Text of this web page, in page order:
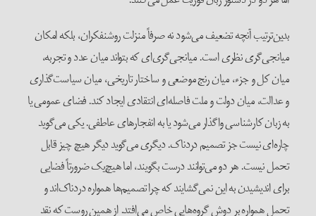
بدین‌ترتیب آنچه تضعیف می‌شود نه صرفاً منزلت روشنفکران، بلکه امکان
میانجی‌گری نظری است. میانجی‌گری‌ای که بتواند میان عدد و تجربه،
میان کل و جزء، میان رنج موضعی و ساختار تاریخی، میان سیاست‌گذاری
و عدالت، میان دولت و ملت فاصله‌ای انتقادی ایجاد کند. فضای عمومی یا
به زبان کارشناسی واگذار می‌شود یا به انفجارهای عاطفی. یکی می‌گوید
چاره‌ای نیست جز تصمیم دردناک. دیگری می‌گوید دیگر هیچ چیز قابل
تحمل نیست. هر دو می‌توانند درست بگویند، اما هیچ‌یک ضرورتاً فضایی
برای اندیشیدن به این نمی‌گشایند که چرا تصمیم‌ها همواره دردناک‌اند و
تحمل همواره بر دوش گروه‌هایی خاص می‌افتد. از همین روست که نقد